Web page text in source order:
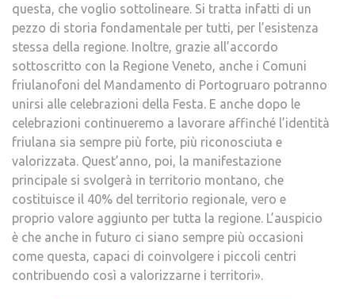
questa, che voglio sottolineare. Si tratta infatti di un
pezzo di storia fondamentale per tutti, per l’esistenza
stessa della regione. Inoltre, grazie all’accordo
sottoscritto con la Regione Veneto, anche i Comuni
friulanofoni del Mandamento di Portogruaro potranno
unirsi alle celebrazioni della Festa. E anche dopo le
celebrazioni continueremo a lavorare affinché l’identità
friulana sia sempre più forte, più riconosciuta e
valorizzata. Quest’anno, poi, la manifestazione
principale si svolgerà in territorio montano, che
costituisce il 40% del territorio regionale, vero e
proprio valore aggiunto per tutta la regione. L’auspicio
è che anche in futuro ci siano sempre più occasioni
come questa, capaci di coinvolgere i piccoli centri
contribuendo così a valorizzarne i territori».